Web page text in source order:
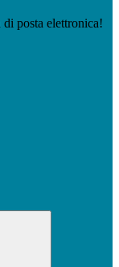
posta elettronica!